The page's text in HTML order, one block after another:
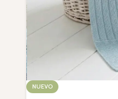
NUEVO